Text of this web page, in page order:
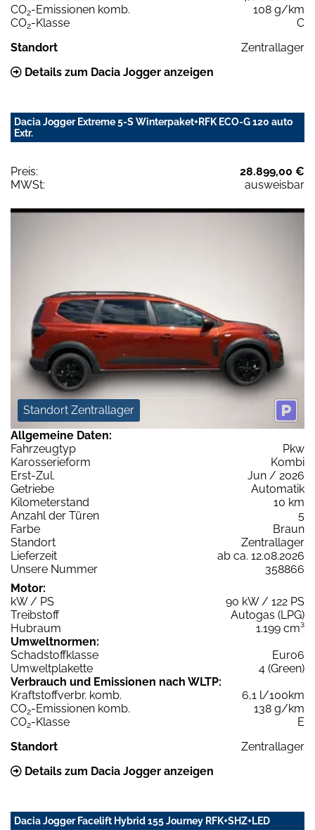
CO2-Emissionen komb.
108 g/km
CO2-Klasse
C
Standort
Zentrallager
Details zum Dacia Jogger anzeigen
Dacia Jogger Extreme 5-S Winterpaket+RFK ECO-G 120 auto
Extr.
Preis:
28.899,00 €
MWSt:
ausweisbar
Standort Zentrallager
Allgemeine Daten:
Fahrzeugtyp
Pkw
Karosserieform
Kombi
Erst-Zul.
Jun / 2026
Getriebe
Automatik
Kilometerstand
10 km
Anzahl der Türen
5
Farbe
Braun
Standort
Zentrallager
Lieferzeit
ab ca. 12.08.2026
Unsere Nummer
358866
Motor:
kW / PS
90 kW / 122 PS
Treibstoff
Autogas (LPG)
Hubraum
1.199 cm³
Umweltnormen:
Schadstoffklasse
Euro6
Umweltplakette
4 (Green)
Verbrauch und Emissionen nach WLTP:
Kraftstoffverbr. komb.
6,1 l/100km
CO2-Emissionen komb.
138 g/km
CO2-Klasse
E
Standort
Zentrallager
Details zum Dacia Jogger anzeigen
Dacia Jogger Facelift Hybrid 155 Journey RFK+SHZ+LED